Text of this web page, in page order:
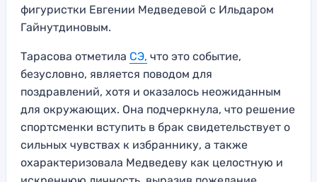
фигуристки Евгении Медведевой с Ильдаром
Гайнутдиновым.
Тарасова отметила СЭ, что это событие,
безусловно, является поводом для
поздравлений, хотя и оказалось неожиданным
для окружающих. Она подчеркнула, что решение
спортсменки вступить в брак свидетельствует о
сильных чувствах к избраннику, а также
охарактеризовала Медведеву как целостную и